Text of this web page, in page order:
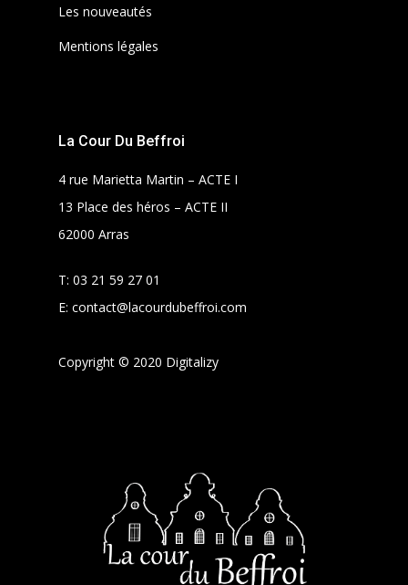
Les nouveautés
Mentions légales
La Cour Du Beffroi
4 rue Marietta Martin – ACTE I
13 Place des héros – ACTE II
62000 Arras
T: 03 21 59 27 01
E: contact@lacourdubeffroi.com
Copyright © 2020 Digitalizy